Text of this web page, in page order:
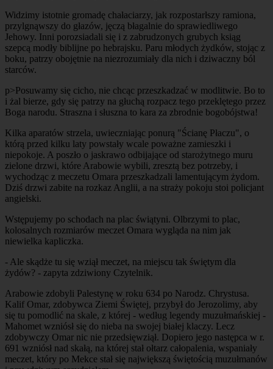
Widzimy istotnie gromadę chałaciarzy, jak rozpostarłszy ramiona,
przylgnąwszy do głazów, jęczą błagalnie do sprawiedliwego
Jehowy. Inni porozsiadali się i z zabrudzonych grubych ksiąg
szepcą modły biblijne po hebrajsku. Paru młodych żydków, stojąc z
boku, patrzy obojętnie na niezrozumiały dla nich i dziwaczny ból
starców.
p>Posuwamy się cicho, nie chcąc przeszkadzać w modlitwie. Bo to
i żal bierze, gdy się patrzy na głuchą rozpacz tego przeklętego przez
Boga narodu. Straszna i słuszna to kara za zbrodnie bogobójstwa!
Kilka aparatów strzela, uwieczniając ponurą "Ścianę Płaczu", o
którą przed kilku laty powstały wcale poważne zamieszki i
niepokoje. A poszło o jaskrawo odbijające od starożytnego muru
zielone drzwi, które Arabowie wybili, zresztą bez potrzeby, i
wychodząc z meczetu Omara przeszkadzali lamentującym żydom.
Dziś drzwi zabite na rozkaz Anglii, a na straży pokoju stoi policjant
angielski.
Wstępujemy po schodach na plac świątyni. Olbrzymi to plac,
kolosalnych rozmiarów meczet Omara wygląda na nim jak
niewielka kapliczka.
- Ale skądże tu się wziął meczet, na miejscu tak świętym dla
żydów? - zapyta zdziwiony Czytelnik.
Arabowie zdobyli Palestynę w roku 634 po Narodz. Chrystusa.
Kalif Omar, zdobywca Ziemi Świętej, przybył do Jerozolimy, aby
się tu pomodlić na skale, z której - według legendy muzułmańskiej -
Mahomet wzniósł się do nieba na swojej białej klaczy. Lecz
zdobywczy Omar nic nie przedsięwziął. Dopiero jego następca w r.
691 wzniósł nad skałą, na której stał ołtarz całopalenia, wspaniały
meczet, który po Mekce stał się największą świętością muzułmanów